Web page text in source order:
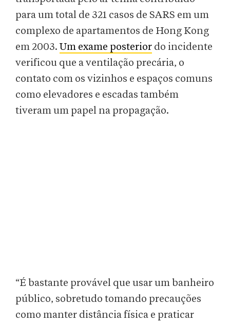
para um total de 321 casos de SARS em um
complexo de apartamentos de Hong Kong
em 2003. Um exame posterior do incidente
verificou que a ventilação precária, o
contato com os vizinhos e espaços comuns
como elevadores e escadas também
tiveram um papel na propagação.
“É bastante provável que usar um banheiro
público, sobretudo tomando precauções
como manter distância física e praticar